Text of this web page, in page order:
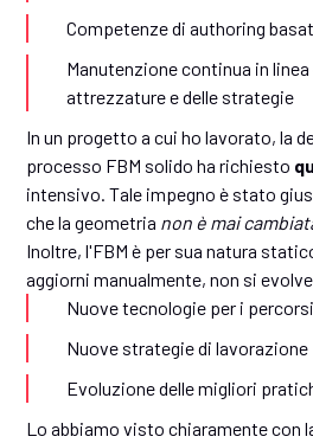
Competenze di authoring
Manutenzione continua in
attrezzature e delle strategie
In un progetto a cui ho lavorato, la
processo FBM solido ha richiesto
intensivo. Tale impegno è stato
che la geometria non è mai
Inoltre, l'FBM è per sua natura
aggiorni manualmente, non si
Nuove tecnologie per i
Nuove strategie di lavorazione
Evoluzione delle migliori
Lo abbiamo visto chiaramente con